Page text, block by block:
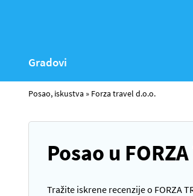
Gradovi
Posao, iskustva » Forza travel d.o.o.
Posao u
Tražite iskrene recenzije o FORZA